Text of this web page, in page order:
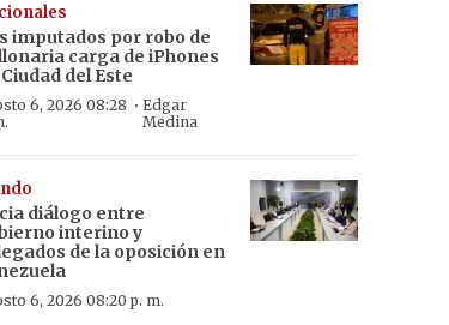
imputados por robo de
carga de iPhones
del Este
6, 2026 08:28 · Edgar
Medina
diálogo entre
interino y
de la oposición en
6, 2026 08:20 p. m.